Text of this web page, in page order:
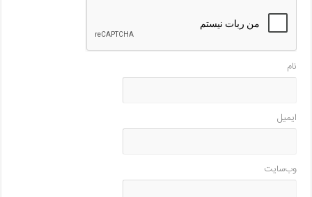
نام
ایمیل
وب‌سایت